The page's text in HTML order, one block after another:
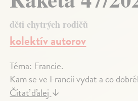
děti chytrých rodičů
kolektív autorov
Téma: Francie.
Kam se ve Francii vydat a co
Čítať ďalej↓